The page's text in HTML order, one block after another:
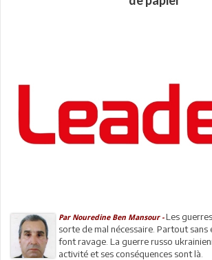
Par Nouredine Ben Mansour -Les
sorte de mal nécessaire. Partout
font ravage. La guerre russo
activité et ses conséquences sont là.